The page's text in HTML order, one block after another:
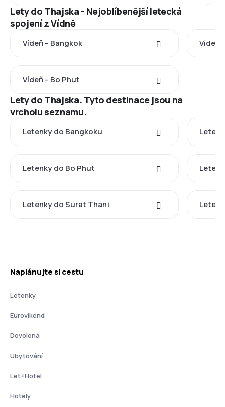
Lety do Thajska - Nejoblíbenější letecká
spojení z Vídně
Vídeň - Bangkok Vídeň
Vídeň - Bo Phut
Lety do Thajska. Tyto destinace jsou na
vrcholu seznamu.
Letenky do Bangkoku
Letenky do Bo Phut
Letenky do Surat Thani
Naplánujte si cestu
Letenky
Eurovíkend
Dovolená
Ubytování
Let+Hotel
Hotely